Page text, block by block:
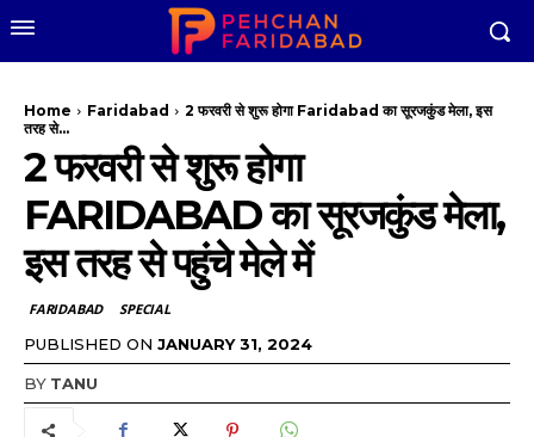
Home Faridabad
2 फरवरी से शुरू होगा Faridabad का सूरजकुंड मेला, इस
तरह से...
2 फरवरी से शुरू होगा
FARIDABAD का सूरजकुंड मेला,
इस तरह से पहुंचे मेले में
FARIDABAD SPECIAL
PUBLISHED ON JANUARY 31, 2024
BY TANU